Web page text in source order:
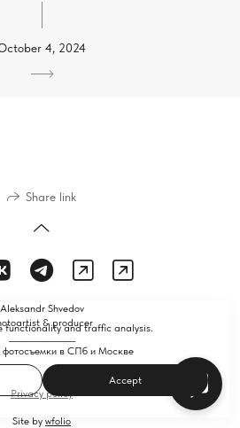
4, 2024
Share link
Aleksandr Shvedov
& producer
_________________________
фотосъемки в СПб и Москве
Privacy policy
Site by wfolio
functionality and traffic analysis.
Accept